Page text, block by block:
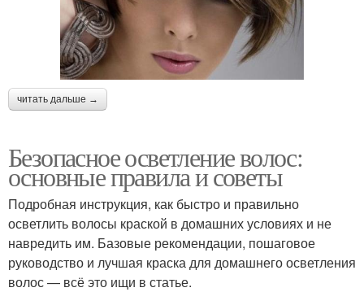
читать дальше →
Безопасное осветление волос:
основные правила и советы
Подробная инструкция, как быстро и правильно
осветлить волосы краской в домашних условиях и не
навредить им. Базовые рекомендации, пошаговое
руководство и лучшая краска для домашнего осветления
волос — всё это ищи в статье.